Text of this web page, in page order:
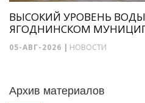
ВЫСОКИЙ УРОВЕНЬ
ЯГОДНИНСКОМ
05-АВГ-2026 | НОВОСТИ
Архив материалов